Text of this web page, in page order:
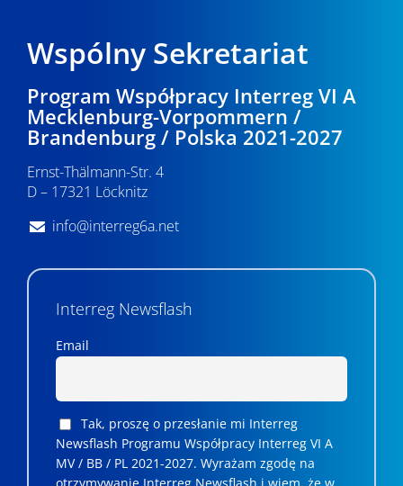
Wspólny Sekretariat
Program Współpracy Interreg VI A
Mecklenburg-Vorpommern /
Brandenburg / Polska 2021-2027
Ernst-Thälmann-Str. 4
D – 17321 Löcknitz
info@interreg6a.net
Interreg Newsflash
Email
Tak, proszę o przesłanie mi Interreg
Newsflash Programu Współpracy Interreg VI A
MV / BB / PL 2021-2027. Wyrażam zgodę na